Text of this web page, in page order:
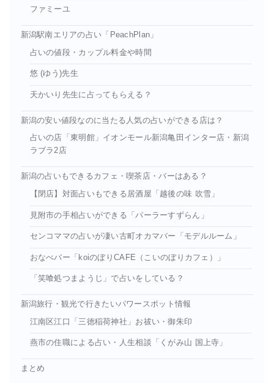
ファミーユ
新潟駅南エリアの占い「PeachPlan」
占いの値段・カップル料金や時間
悠 (ゆう)先生
天かいり先生に占ってもらえる？
新潟の安い値段なのに当たる人気の占いができる店は？
占いの店「東明館」イオンモール新潟亀田インター店・新潟
ラブラ2店
新潟の占いもできるカフェ・喫茶店・バーはある？
【閉店】対面占いもできる居酒屋「越後の味 吹雪」
見附市の手相占いができる「パーラーすずらん」
センコママの占いが凄い古町オカマバー「モデルルーム」
おなべバー「koiのぼりCAFE（こいのぼりカフェ）」
「笑喰処つまようじ」で占いをしている？
新潟旅行・観光で行きたいパワースポット情報
江南区江口「三徳稲荷神社」お祓い・御朱印
燕市の住職による占い・人生相談「くがみ山 国上寺」
まとめ